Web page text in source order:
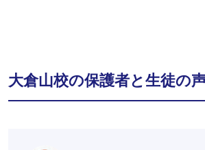
大倉山校の保護者と生徒の